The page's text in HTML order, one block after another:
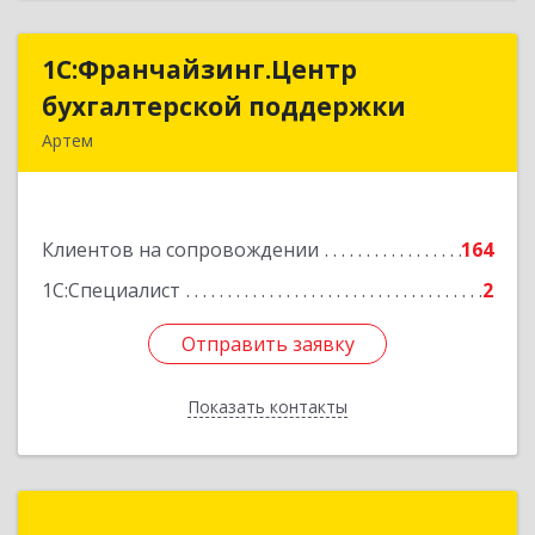
1С:Франчайзинг.Центр
бухгалтерской поддержки
Артем
Клиентов на сопровождении
164
1С:Специалист
2
Отправить заявку
Показать контакты
1С:Франчайзинг.Центр
бухгалтерской поддержки
Подробнее
Отправить заявку
Назад